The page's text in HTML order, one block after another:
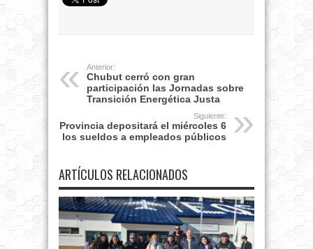
Anterior:
Chubut cerró con gran
participación las Jornadas sobre
Transición Energética Justa
Siguiente:
Provincia depositará el miércoles 6
los sueldos a empleados públicos
ARTÍCULOS RELACIONADOS